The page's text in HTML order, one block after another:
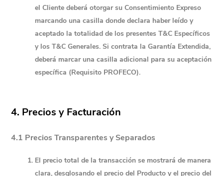
el Cliente deberá otorgar su Consentimiento Expreso
marcando una casilla donde declara haber leído y
aceptado la totalidad de los presentes T&C Específicos
y los T&C Generales. Si contrata la Garantía Extendida,
deberá marcar una casilla adicional para su aceptación
específica (Requisito PROFECO).
4. Precios y Facturación
4.1 Precios Transparentes y Separados
El precio total de la transacción se mostrará de manera
clara, desglosando el precio del Producto